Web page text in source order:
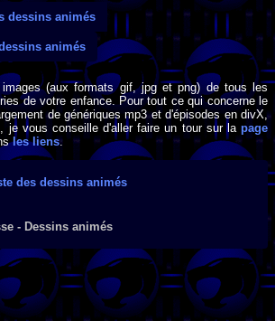
dessins animés
animés
(aux formats gif, jpg et png) de tous les
de votre enfance. Pour tout ce qui concerne le
de génériques mp3 et d'épisodes en divX,
je vous conseille d'aller faire un tour sur la page
les liens.
des dessins animés
- Dessins animés